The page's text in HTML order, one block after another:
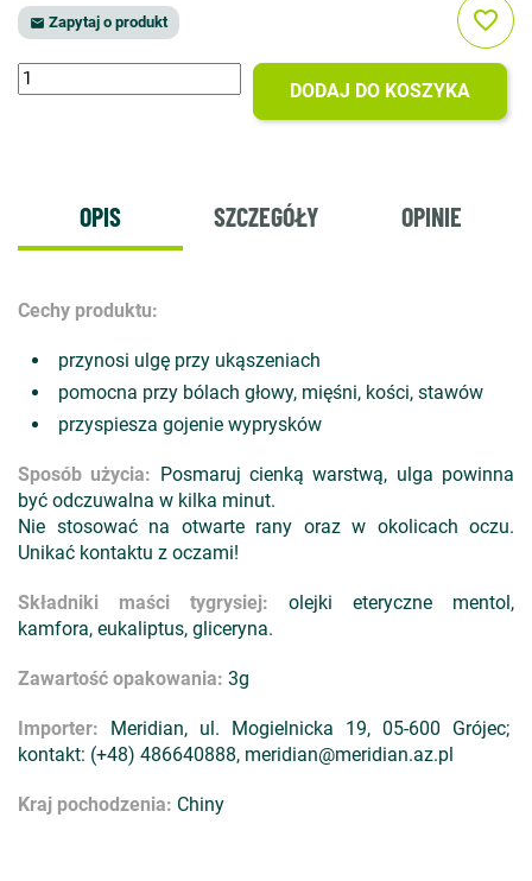
 Zapytaj o produkt
DODAJ DO KOSZYKA
favorite_border
OPIS SZCZEGÓŁY OPINIE
Cechy produktu:
przynosi ulgę przy ukąszeniach
pomocna przy bólach głowy, mięśni, kości, stawów
przyspiesza gojenie wyprysków
Sposób użycia: Posmaruj cienką warstwą, ulga powinna
być odczuwalna w kilka minut.
Nie stosować na otwarte rany oraz w okolicach oczu.
Unikać kontaktu z oczami!
Składniki maści tygrysiej: olejki eteryczne mentol,
kamfora, eukaliptus, gliceryna.
Zawartość opakowania: 3g
Importer: Meridian, ul. Mogielnicka 19, 05-600 Grójec;
kontakt: (+48) 486640888, meridian@meridian.az.pl
Kraj pochodzenia: Chiny